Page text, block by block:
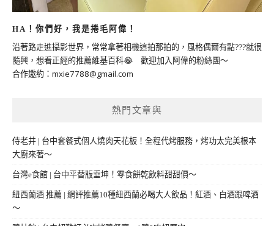
HA！你們好，我是捲毛阿偉！
沿著路走進攝影世界，常常拿著相機這拍那拍的，風格偶爾有點???就很
隨興，想看正經的推薦維基百科😂 歡迎加入阿偉的粉絲團～
合作邀約： mxie7788@gmail.com
熱門文章與
侍老井 | 台中套餐式個人燒肉天花板！全程代烤服務，烤功太完美根本
大廚來著～
台灣e食館 | 台中平替版垂坤！零食餅乾飲料甜甜價～
紐西蘭酒 推薦 | 網評推薦10種紐西蘭必喝大人飲品！紅酒、白酒跟啤酒
～